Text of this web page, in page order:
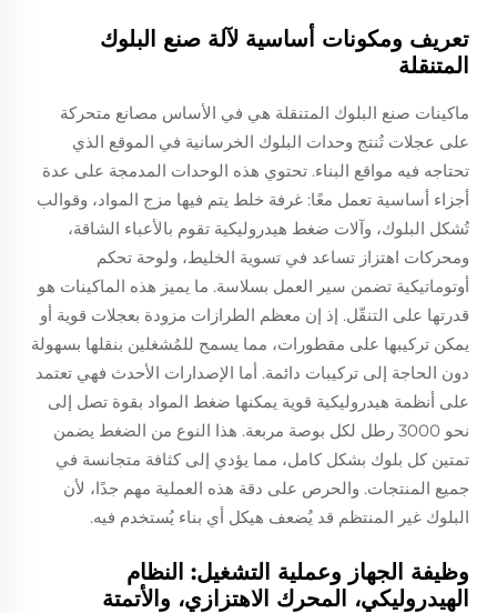
تعريف ومكونات أساسية لآلة صنع البلوك
المتنقلة
ماكينات صنع البلوك المتنقلة هي في الأساس مصانع متحركة
على عجلات تُنتج وحدات البلوك الخرسانية في الموقع الذي
تحتاجه فيه مواقع البناء. تحتوي هذه الوحدات المدمجة على عدة
أجزاء أساسية تعمل معًا: غرفة خلط يتم فيها مزج المواد، وقوالب
تُشكل البلوك، وآلات ضغط هيدروليكية تقوم بالأعباء الشاقة،
ومحركات اهتزاز تساعد في تسوية الخليط، ولوحة تحكم
أوتوماتيكية تضمن سير العمل بسلاسة. ما يميز هذه الماكينات هو
قدرتها على التنقّل. إذ إن معظم الطرازات مزودة بعجلات قوية أو
يمكن تركيبها على مقطورات، مما يسمح للمُشغلين بنقلها بسهولة
دون الحاجة إلى تركيبات دائمة. أما الإصدارات الأحدث فهي تعتمد
على أنظمة هيدروليكية قوية يمكنها ضغط المواد بقوة تصل إلى
نحو 3000 رطل لكل بوصة مربعة. هذا النوع من الضغط يضمن
تمتين كل بلوك بشكل كامل، مما يؤدي إلى كثافة متجانسة في
جميع المنتجات. والحرص على دقة هذه العملية مهم جدًا، لأن
البلوك غير المنتظم قد يُضعف هيكل أي بناء يُستخدم فيه.
وظيفة الجهاز وعملية التشغيل: النظام
الهيدروليكي، المحرك الاهتزازي، والأتمتة